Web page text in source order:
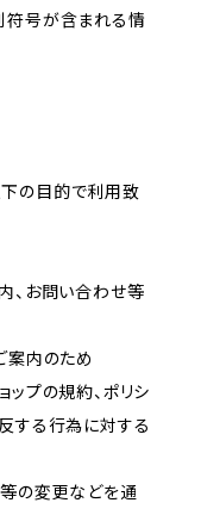
符号が含まれる情
下の目的で利用致
、お問い合わせ等
案内のため
ップの規約、ポリシ
反する行為に対する
等の変更などを通